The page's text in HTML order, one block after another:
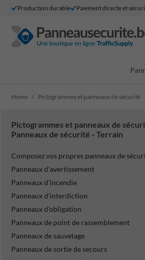
Production durable Paiement directe et
Home Pictogrammes et panneaux de sécurité
Pictogrammes et panneaux de
Panneaux de sécurité - Terrain
Composez vos propres panneaux de
Panneaux d'avertissement
Panneaux d'incendie
Panneaux d'interdiction
Panneaux d'obligation
Panneaux de point de rassemblement
Panneaux de sauvetage
Panneaux de sortie de secours